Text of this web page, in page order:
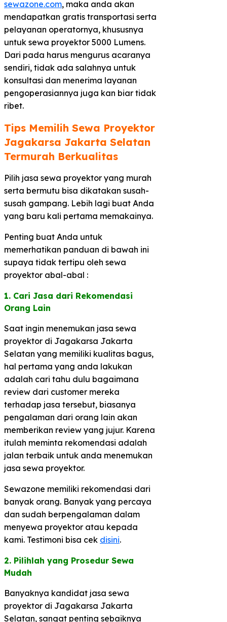
sewazone.com, maka anda akan
mendapatkan gratis transportasi serta
pelayanan operatornya, khususnya
untuk sewa proyektor 5000 Lumens.
Dari pada harus mengurus acaranya
sendiri, tidak ada salahnya untuk
konsultasi dan menerima layanan
pengoperasiannya juga kan biar tidak
ribet.
Tips Memilih Sewa Proyektor
Jagakarsa Jakarta Selatan
Termurah Berkualitas​
Pilih jasa sewa proyektor yang murah
serta bermutu bisa dikatakan susah-
susah gampang. Lebih lagi buat Anda
yang baru kali pertama memakainya.
Penting buat Anda untuk
memerhatikan panduan di bawah ini
supaya tidak tertipu oleh sewa
proyektor abal-abal :
1. Cari Jasa dari Rekomendasi
Orang Lain​
Saat ingin menemukan jasa sewa
proyektor di Jagakarsa Jakarta
Selatan yang memiliki kualitas bagus,
hal pertama yang anda lakukan
adalah cari tahu dulu bagaimana
review dari customer mereka
terhadap jasa tersebut, biasanya
pengalaman dari orang lain akan
memberikan review yang jujur. Karena
itulah meminta rekomendasi adalah
jalan terbaik untuk anda menemukan
jasa sewa proyektor.
Sewazone memiliki rekomendasi dari
banyak orang. Banyak yang percaya
dan sudah berpengalaman dalam
menyewa proyektor atau kepada
kami. Testimoni bisa cek disini.
2. Pilihlah yang Prosedur Sewa
Mudah​
Banyaknya kandidat jasa sewa
proyektor di Jagakarsa Jakarta
Selatan, sangat penting sebaiknya